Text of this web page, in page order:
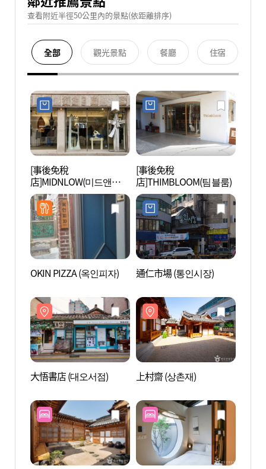
查看附近半徑50公里內的景點(依距離排序)
全部 觀光景點 餐廳 住宿
[事後免稅
店]MIDNLOW(미드앤로
우)
[事後免稅
店]THIMBLOOM(팀블룸)
OKIN PIZZA (옥인피자) 通仁市場 (통인시장)
大悟書店 (대오서점) 上村齋 (상촌재)